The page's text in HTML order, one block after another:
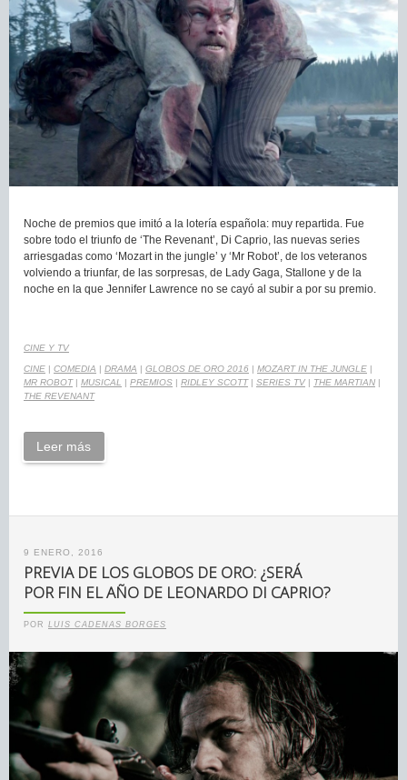
Noche de premios que imitó a la lotería española: muy repartida. Fue
sobre todo el triunfo de ‘The Revenant’, Di Caprio, las nuevas series
arriesgadas como ‘Mozart in the jungle’ y ‘Mr Robot’, de los veteranos
volviendo a triunfar, de las sorpresas, de Lady Gaga, Stallone y de la
noche en la que Jennifer Lawrence no se cayó al subir a por su premio.
CINE Y TV
CINE | COMEDIA | DRAMA | GLOBOS DE ORO 2016 | MOZART IN THE JUNGLE |
MR ROBOT| MUSICAL | PREMIOS | RIDLEY SCOTT| SERIES TV | THE MARTIAN |
THE REVENANT
Leer más
9 ENERO, 2016
PREVIA DE LOS GLOBOS DE ORO: ¿SERÁ
POR FIN EL AÑO DE LEONARDO DI CAPRIO?
POR LUIS CADENAS BORGES